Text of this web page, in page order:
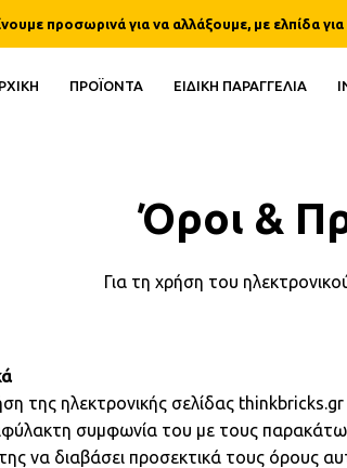
προσωρινά για να αλλάξουμε, με ελπίδα
ΠΡΟΪΟΝΤΑ ΕΙΔΙΚΗ ΠΑΡΑΓΓΕΛΙΑ
Όροι &
Για τη χρήση του
της ηλεκτρονικής σελίδας
συμφωνία του με τους παρακάτω
να διαβάσει προσεκτικά τους όρους